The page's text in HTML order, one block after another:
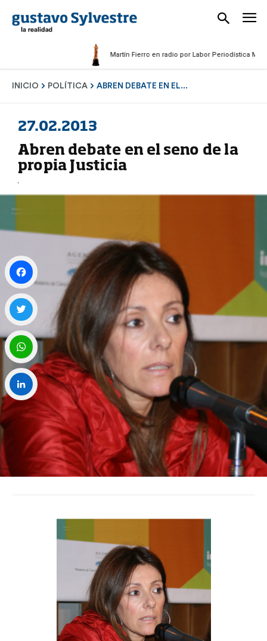
Martín Fierro en radio por Labor Periodística Masculina
INICIO POLÍTICA ABREN DEBATE EN EL...
27.02.2013
Abren debate en el seno de la
propia Justicia
Facebook
Twitter
WhatsApp
LinkedIn